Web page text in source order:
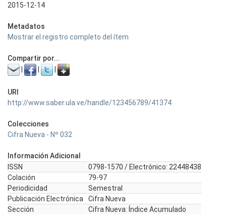
2015-12-14
Metadatos
Mostrar el registro completo del ítem
Compartir por...
URI
http://www.saber.ula.ve/handle/123456789/41374
Colecciones
Cifra Nueva - Nº 032
Información Adicional
ISSN
0798-1570 / Electrónico: 22448438
Colación
79-97
Periodicidad
Semestral
Publicación Electrónica
Cifra Nueva
Sección
Cifra Nueva: Índice Acumulado